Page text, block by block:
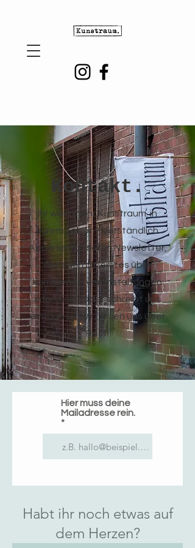
Kontakt.
Ihr wollt mehr Kunstraum. in
eurem Leben? Verständlich.
Abonniert unseren Newsletter,
der euch als erstes über
kommende Veranstaltungen
informiert. Oder schreibt uns
einfach so, wir freuen uns über
Post!
Hier muss deine
Mailadresse rein.
Habt ihr noch etwas auf
dem Herzen?